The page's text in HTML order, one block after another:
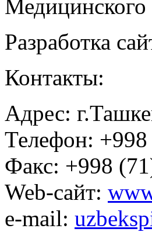
Медицинского
Разработка
Контакты:
Адрес:
Телефон:
Факс: +998
Web-сайт:
e-mail: